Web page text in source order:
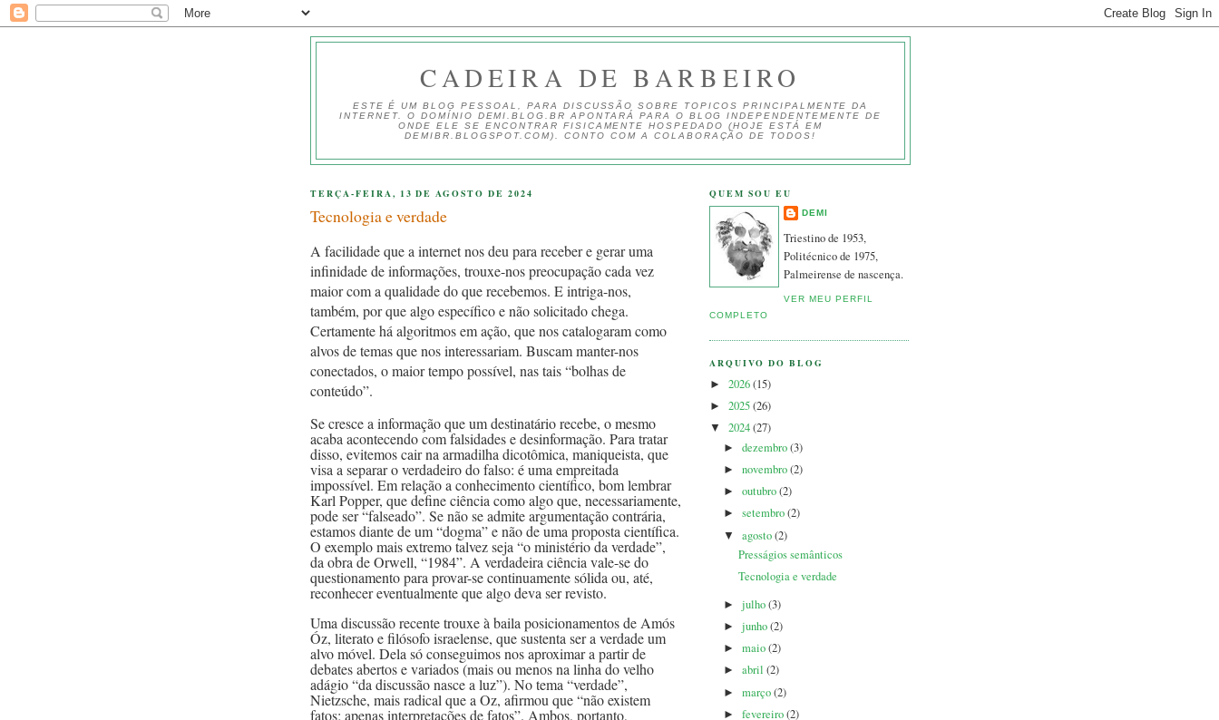
CADEIRA DE BARBEIRO
ESTE É UM BLOG PESSOAL, PARA DISCUSSÃO SOBRE TOPICOS PRINCIPALMENTE DA
INTERNET. O DOMÍNIO DEMI.BLOG.BR APONTARÁ PARA O BLOG INDEPENDENTEMENTE DE
ONDE ELE SE ENCONTRAR FISICAMENTE HOSPEDADO (HOJE ESTÁ EM
DEMIBR.BLOGSPOT.COM). CONTO COM A COLABORAÇÃO DE TODOS!
TERÇA-FEIRA, 13 DE AGOSTO DE 2024
Tecnologia e verdade
A facilidade que a internet nos deu para receber e gerar uma
infinidade de informações, trouxe-nos preocupação cada vez
maior com a qualidade do que recebemos. E intriga-nos,
também, por que algo específico e não solicitado chega.
Certamente há algoritmos em ação, que nos catalogaram como
alvos de temas que nos interessariam. Buscam manter-nos
conectados, o maior tempo possível, nas tais “bolhas de
conteúdo”.
Se cresce a informação que um destinatário recebe, o mesmo
acaba acontecendo com falsidades e desinformação. Para tratar
disso, evitemos cair na armadilha dicotômica, maniqueista, que
visa a separar o verdadeiro do falso: é uma empreitada
impossível. Em relação a conhecimento científico, bom lembrar
Karl Popper, que define ciência como algo que, necessariamente,
pode ser “falseado”. Se não se admite argumentação contrária,
estamos diante de um “dogma” e não de uma proposta científica.
O exemplo mais extremo talvez seja “o ministério da verdade”,
da obra de Orwell, “1984”. A verdadeira ciência vale-se do
questionamento para provar-se continuamente sólida ou, até,
reconhecer eventualmente que algo deva ser revisto.
Uma discussão recente trouxe à baila posicionamentos de Amós
Óz, literato e filósofo israelense, que sustenta ser a verdade um
alvo móvel. Dela só conseguimos nos aproximar a partir de
debates abertos e variados (mais ou menos na linha do velho
adágio “da discussão nasce a luz”). No tema “verdade”,
Nietzsche, mais radical que a Oz, afirmou que “não existem
fatos; apenas interpretações de fatos”. Ambos, portanto,
QUEM SOU EU
DEMI
Triestino de 1953,
Politécnico de 1975,
Palmeirense de nascença.
VER MEU PERFIL
COMPLETO
ARQUIVO DO BLOG
► 2026(15)
► 2025(26)
▼ 2024(27)
►dezembro(3)
►novembro(2)
►outubro(2)
►setembro(2)
▼agosto(2)
Presságios semânticos
Tecnologia e verdade
►julho(3)
►junho(2)
►maio(2)
►abril(2)
►março(2)
►fevereiro(2)